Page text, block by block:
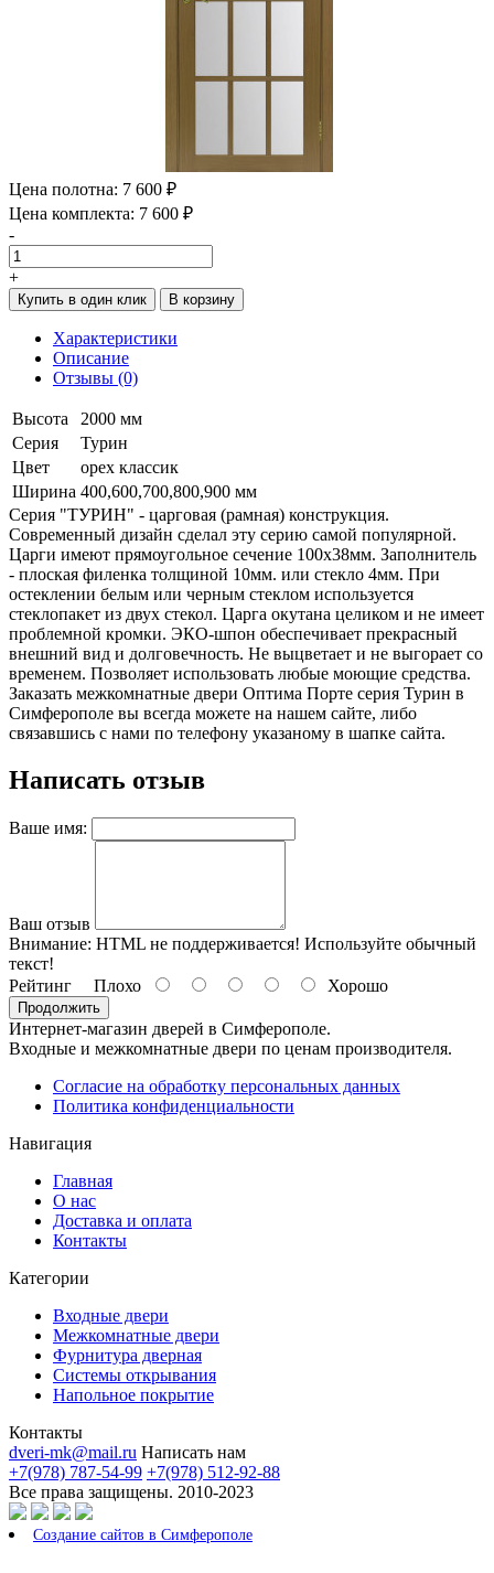
Цена полотна: 7 600 ₽
Цена комплекта: 7 600 ₽
-
+
Купить в один клик В корзину
Характеристики
Описание
Отзывы (0)
Высота
2000 мм
Серия
Турин
Цвет
орех классик
Ширина 400,600,700,800,900 мм
Серия "ТУРИН" - царговая (рамная) конструкция.
Современный дизайн сделал эту серию самой популярной.
Царги имеют прямоугольное сечение 100х38мм. Заполнитель
- плоская филенка толщиной 10мм. или стекло 4мм. При
остеклении белым или черным стеклом используется
стеклопакет из двух стекол. Царга окутана целиком и не имеет
проблемной кромки. ЭКО-шпон обеспечивает прекрасный
внешний вид и долговечность. Не выцветает и не выгорает со
временем. Позволяет использовать любые моющие средства.
Заказать межкомнатные двери Оптима Порте серия Турин в
Симферополе вы всегда можете на нашем сайте, либо
связавшись с нами по телефону указаному в шапке сайта.
Написать отзыв
Ваше имя:
Ваш отзыв
Внимание: HTML не поддерживается! Используйте обычный
текст!
Рейтинг Плохо Хорошо
Продолжить
Интернет-магазин дверей в Симферополе.
Входные и межкомнатные двери по ценам производителя.
Согласие на обработку персональных данных
Политика конфиденциальности
Навигация
Главная
О нас
Доставка и оплата
Контакты
Категории
Входные двери
Межкомнатные двери
Фурнитура дверная
Системы открывания
Напольное покрытие
Контакты
dveri-mk@mail.ru Написать нам
+7(978) 787-54-99 +7(978) 512-92-88
Все права защищены. 2010-2023
Создание сайтов в Симферополе